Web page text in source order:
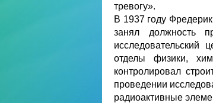
тревогу».
В 1937 году
занял должность
отделы физики,
контролировал
проведении
радиоактивные